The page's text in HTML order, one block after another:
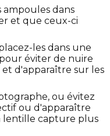
ampoules dans
et que ceux-ci
les dans une
éviter de nuire
d'apparaître sur les
ou évitez
ou d'apparaître
lentille capture plus